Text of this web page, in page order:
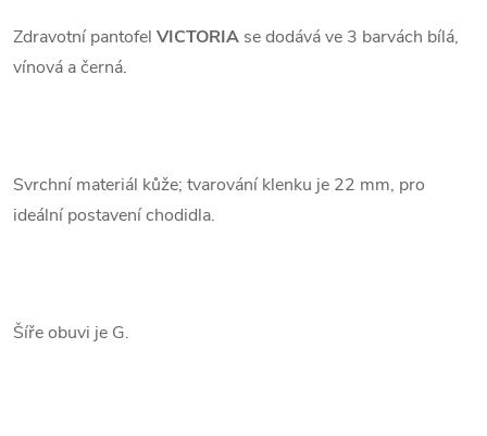
Zdravotní pantofel VICTORIA se dodává ve 3 barvách bílá,
vínová a černá.
Svrchní materiál kůže; tvarování klenku je 22 mm, pro
ideální postavení chodidla.
Šíře obuvi je G.